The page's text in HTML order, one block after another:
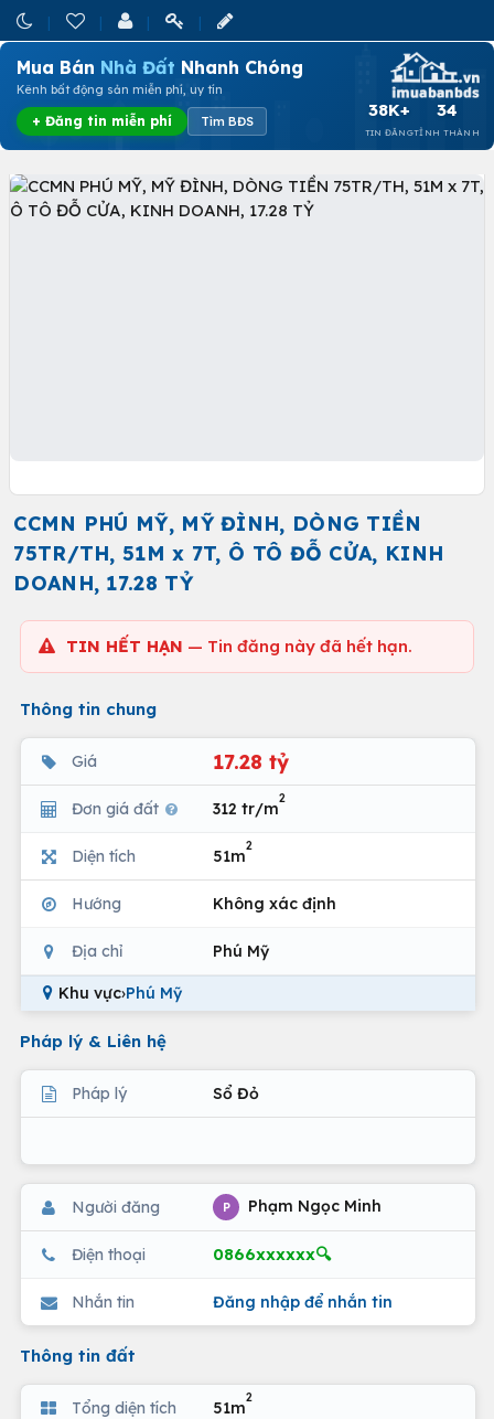
Mua Bán Nhà Đất Nhanh Chóng
Kênh bất động sản miễn phí, uy tín
+ Đăng tin miễn phí Tìm BĐS
38K+
TIN ĐĂNG
34
TỈNH THÀNH
CCMN PHÚ MỸ, MỸ ĐÌNH, DÒNG TIỀN
75TR/TH, 51M x 7T, Ô TÔ ĐỖ CỬA, KINH
DOANH, 17.28 TỶ
TIN HẾT HẠN — Tin đăng này đã hết hạn.
Thông tin chung
Giá 17.28 tỷ
Đơn giá đất 312 tr/m
2
Diện tích 51m
2
Hướng Không xác định
Địa chỉ Phú Mỹ
Khu vực›Phú Mỹ
Pháp lý & Liên hệ
Pháp lý Sổ Đỏ
Người đăng P Phạm Ngọc Minh
Điện thoại 0866xxxxxx🔍
Nhắn tin Đăng nhập để nhắn tin
Thông tin đất
Tổng diện tích 51m
2